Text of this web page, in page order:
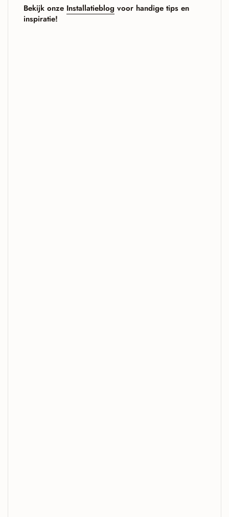
Bekijk onze Installatieblog voor handige tips en
inspiratie!